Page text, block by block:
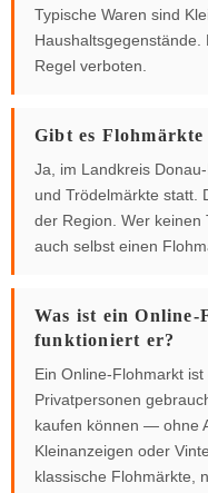
Typische Waren sind
Regel verboten.
Gibt es
Ja, im Landkreis
und Trödelmärkte statt.
der Region. Wer keinen
auch selbst einen
Was ist ein
funktioniert er?
Ein Online-Flohmarkt
Privatpersonen
kaufen können — ohne
Kleinanzeigen oder
klassische Flohmärkte,